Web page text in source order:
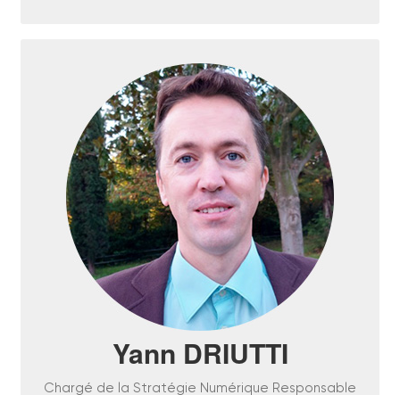
Yann DRIUTTI
Chargé de la Stratégie Numérique Responsable
Chargé de la Stratégie Numérique Responsable,
d’abord à La Poste (250 000 postiers),
maintenant à la Métropole de Montpellier (500
000 habitants), chaque victoire de Yann
contribue à entrainer un peu plus tous les acteurs
et utilisateurs du numérique vers un Futur
Désirable avec un numérique plus Frugal, plus
Inclusif et surtout plus Ethique.
EN SAVOIR PLUS